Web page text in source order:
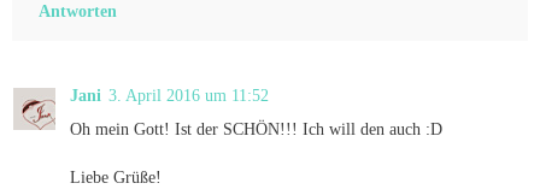
Antworten
Jani 3. April 2016 um 11:52
Oh mein Gott! Ist der SCHÖN!!! Ich will den auch :D
Liebe Grüße!